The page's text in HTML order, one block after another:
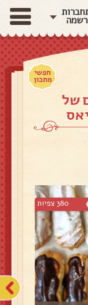
חפשי
מתכון
של
380 צפיות